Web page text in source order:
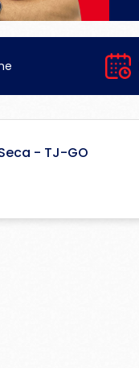
- TJ-GO